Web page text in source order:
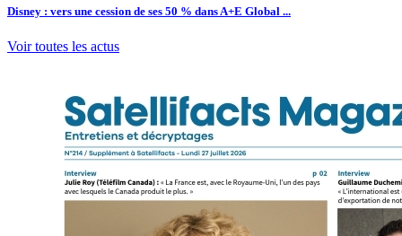
Disney : vers une cession de ses 50 % dans A+E Global ...
Voir toutes les actus